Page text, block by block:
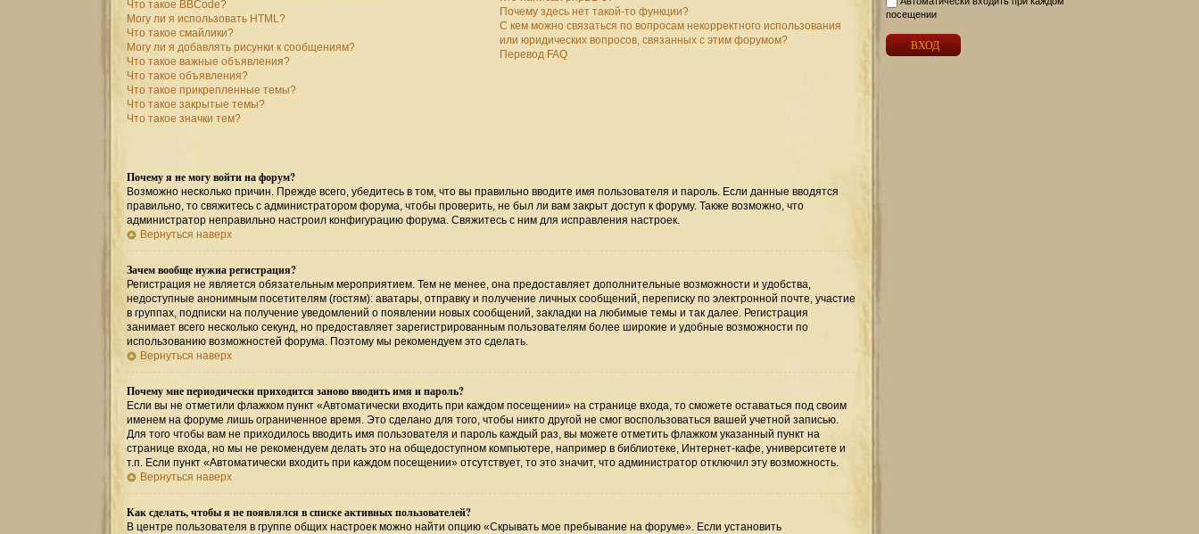
Что такое BBCode?
Могу ли я использовать HTML?
Что такое смайлики?
Могу ли я добавлять рисунки к сообщениям?
Что такое важные объявления?
Что такое объявления?
Что такое прикрепленные темы?
Что такое закрытые темы?
Что такое значки тем?
Почему здесь нет такой-то функции?
С кем можно связаться по вопросам некорректного использования
или юридических вопросов, связанных с этим форумом?
Перевод FAQ
Почему я не могу войти на форум?
Возможно несколько причин. Прежде всего, убедитесь в том, что вы правильно вводите имя пользователя и пароль. Если данные вводятся
правильно, то свяжитесь с администратором форума, чтобы проверить, не был ли вам закрыт доступ к форуму. Также возможно, что
администратор неправильно настроил конфигурацию форума. Свяжитесь с ним для исправления настроек.
Вернуться наверх
Зачем вообще нужна регистрация?
Регистрация не является обязательным мероприятием. Тем не менее, она предоставляет дополнительные возможности и удобства,
недоступные анонимным посетителям (гостям): аватары, отправку и получение личных сообщений, переписку по электронной почте, участие
в группах, подписки на получение уведомлений о появлении новых сообщений, закладки на любимые темы и так далее. Регистрация
занимает всего несколько секунд, но предоставляет зарегистрированным пользователям более широкие и удобные возможности по
использованию возможностей форума. Поэтому мы рекомендуем это сделать.
Вернуться наверх
Почему мне периодически приходится заново вводить имя и пароль?
Если вы не отметили флажком пункт «Автоматически входить при каждом посещении» на странице входа, то сможете оставаться под своим
именем на форуме лишь ограниченное время. Это сделано для того, чтобы никто другой не смог воспользоваться вашей учетной записью.
Для того чтобы вам не приходилось вводить имя пользователя и пароль каждый раз, вы можете отметить флажком указанный пункт на
странице входа, но мы не рекомендуем делать это на общедоступном компьютере, например в библиотеке, Интернет-кафе, университете и
т.п. Если пункт «Автоматически входить при каждом посещении» отсутствует, то это значит, что администратор отключил эту возможность.
Вернуться наверх
Как сделать, чтобы я не появлялся в списке активных пользователей?
В центре пользователя в группе общих настроек можно найти опцию «Скрывать мое пребывание на форуме». Если установить
посещении